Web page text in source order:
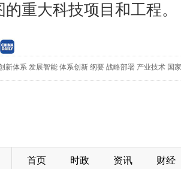
重大科技项目和工程。
新体系 发展智能 体系创新 纲要 战略部署 产业技术 国
首页 时政 资讯 财经